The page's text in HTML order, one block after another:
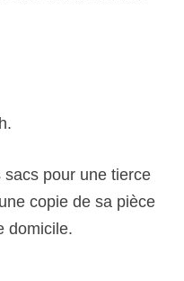
pour une tierce
copie de sa pièce
domicile.